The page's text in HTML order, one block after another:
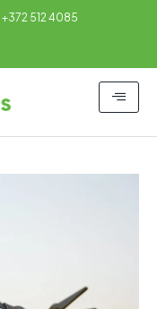
+372 512 4085